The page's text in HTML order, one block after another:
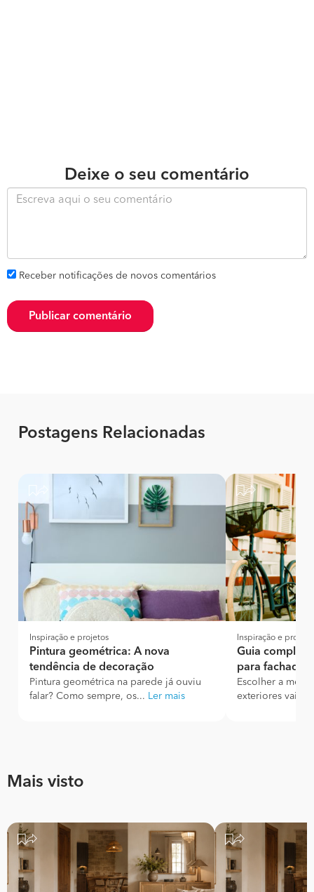
Deixe o seu comentário
Receber notificações de novos comentários
Publicar comentário
Postagens Relacionadas
Inspiração e projetos
Pintura geométrica: A nova
tendência de decoração
Pintura geométrica na parede já ouviu
falar? Como sempre, os... Ler mais
Inspiração e
Guia
para fachadas
Escolher a
exteriores vai
Mais visto